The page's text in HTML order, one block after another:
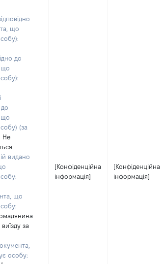
що
до
що
до
що
(за
Не
видано
що
за
особу:
[Конфіденційна
інформація]
[Конфіденційна
інформація]